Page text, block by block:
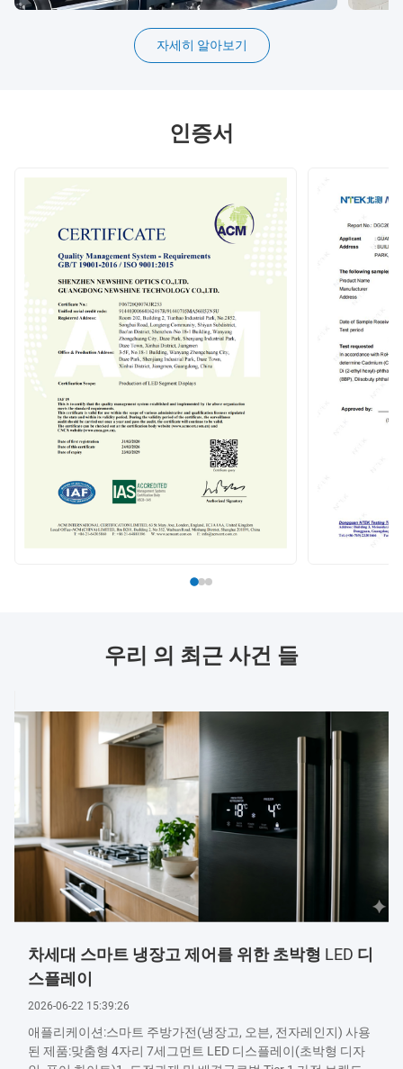
자세히 알아보기
인증서
우리 의 최근 사건 들
차세대 스마트 냉장고 제어를 위한 초박형 LED 디
스플레이
2026-06-22 15:39:26
애플리케이션:스마트 주방가전(냉장고, 오븐, 전자레인지) 사용
된 제품:맞춤형 4자리 7세그먼트 LED 디스플레이(초박형 디자